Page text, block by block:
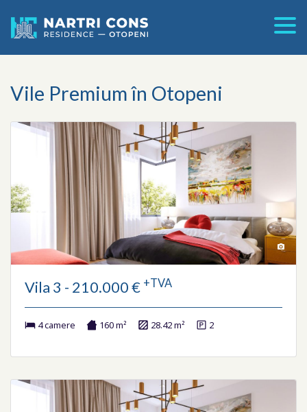
Vile Premium în Otopeni
Vila 3 - 210.000 € +TVA
4 camere 160 m² 28.42 m² 2